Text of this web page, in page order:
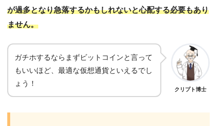
が過多となり急落するかもしれないと心配する必要もあり
ません。
ガチホするならまずビットコインと言って
もいいほど、最適な仮想通貨といえるでし
ょう！
クリプト博士